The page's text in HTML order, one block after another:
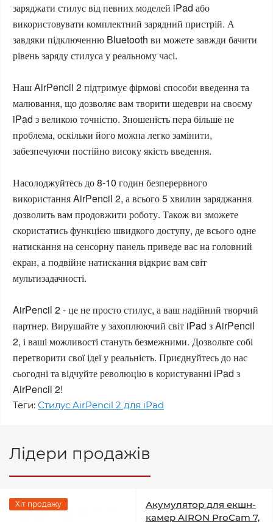
заряджати стилус від певних моделей iPad або
використовувати комплектний зарядний пристрій. А
завдяки підключенню Bluetooth ви можете завжди бачити
рівень заряду стилуса у реальному часі.
Наш AirPencil 2 підтримує фірмові способи введення та
малювання, що дозволяє вам творити шедеври на своєму
iPad з великою точністю. Зношеність пера більше не
проблема, оскільки його можна легко замінити,
забезпечуючи постійно високу якість введення.
Насолоджуйтесь до 8-10 годин безперервного
використання AirPencil 2, а всього 5 хвилин заряджання
дозволить вам продовжити роботу. Також ви зможете
скористатись функцією швидкого доступу, де всього одне
натискання на сенсорну панель приведе вас на головний
екран, а подвійне натискання відкриє вам світ
мультизадачності.
AirPencil 2 - це не просто стилус, а ваш надійний творчий
партнер. Вирушайте у захоплюючий світ iPad з AirPencil
2, і ваші можливості стануть безмежними. Дозвольте собі
перетворити свої ідеї у реальність. Приєднуйтесь до нас
сьогодні та відчуйте революцію в користуванні iPad з
AirPencil 2!
Теги: Стилус AirPencil 2 для iPad
Лідери продажів
Хіт продажу
Акумулятор для екшн-
камер AIRON ProCam 7,